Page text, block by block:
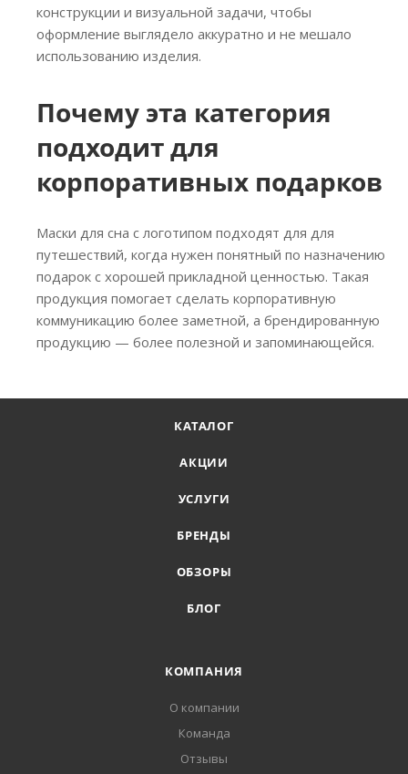
конструкции и визуальной задачи, чтобы
оформление выглядело аккуратно и не мешало
использованию изделия.
Почему эта категория
подходит для
корпоративных подарков
Маски для сна с логотипом подходят для для
путешествий, когда нужен понятный по назначению
подарок с хорошей прикладной ценностью. Такая
продукция помогает сделать корпоративную
коммуникацию более заметной, а брендированную
продукцию — более полезной и запоминающейся.
КАТАЛОГ
АКЦИИ
УСЛУГИ
БРЕНДЫ
ОБЗОРЫ
БЛОГ
КОМПАНИЯ
О компании
Команда
Отзывы